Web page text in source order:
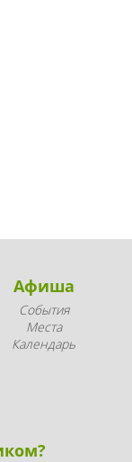
Афиша
События
Места
Календарь